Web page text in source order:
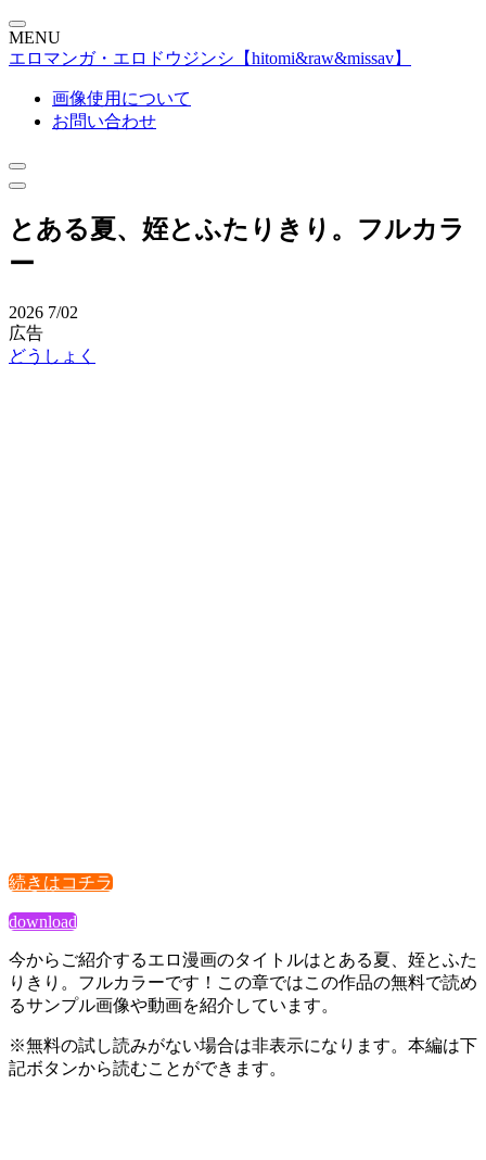
MENU
エロマンガ・エロドウジンシ【hitomi&raw&missav】
画像使用について
お問い合わせ
とある夏、姪とふたりきり。フルカラ
ー
2026 7/02
広告
どうしょく
続きはコチラ
download
今からご紹介するエロ漫画のタイトルはとある夏、姪とふた
りきり。フルカラーです！この章ではこの作品の無料で読め
るサンプル画像や動画を紹介しています。
※無料の試し読みがない場合は非表示になります。本編は下
記ボタンから読むことができます。